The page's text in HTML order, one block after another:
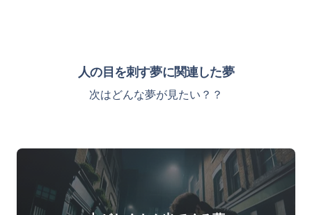
人の目を刺す夢に関連した夢
次はどんな夢が見たい？？